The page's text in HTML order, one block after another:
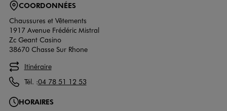
COORDONNÉES
Chaussures et Vêtements
1917 Avenue Frédéric Mistral
Zc Geant Casino
38670 Chasse Sur Rhone
Itinéraire
Tél. :04 78 51 12 53
HORAIRES